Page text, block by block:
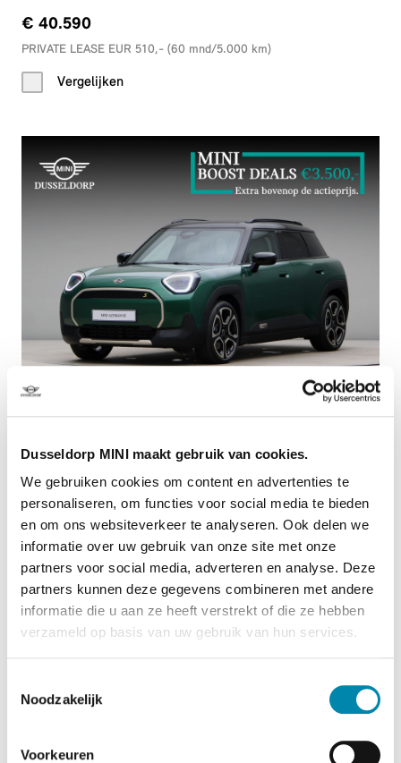
Dusseldorp MINI maakt gebruik van cookies.
We gebruiken cookies om content en advertenties te
personaliseren, om functies voor social media te bieden
en om ons websiteverkeer te analyseren. Ook delen we
informatie over uw gebruik van onze site met onze
partners voor social media, adverteren en analyse. Deze
partners kunnen deze gegevens combineren met andere
informatie die u aan ze heeft verstrekt of die ze hebben
verzameld op basis van uw gebruik van hun services.
Noodzakelijk
Voorkeuren
€ 40.590
PRIVATE LEASE EUR 510,- (60 mnd/5.000 km)
Vergelijken
MINI Aceman
SE Favoured Pakket M
2026 | 10 km Elektrisch
€ 45.252
PRIVATE LEASE EUR 635,- (60 mnd/5.000 km)
Vergelijken